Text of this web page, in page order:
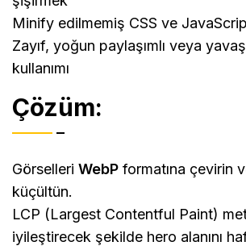
Minify edilmemiş CSS ve
Zayıf, yoğun paylaşımlı veya
kullanımı
Çözüm:
Görselleri WebP formatına çevirin
küçültün.
LCP (Largest Contentful Paint)
iyileştirecek şekilde hero alanını